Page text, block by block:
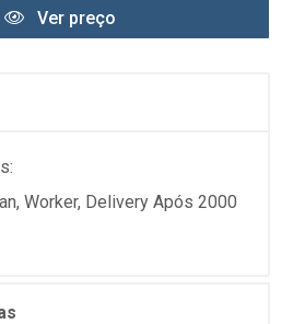
Ver preço
Worker, Delivery Após 2000